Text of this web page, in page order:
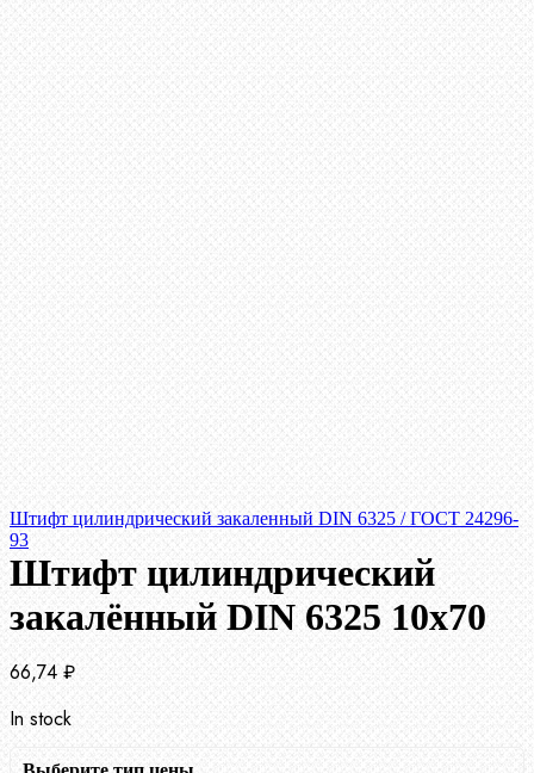
Штифт цилиндрический закаленный DIN 6325 / ГОСТ 24296-
93
Штифт цилиндрический
закалённый DIN 6325 10х70
66,74 ₽
In stock